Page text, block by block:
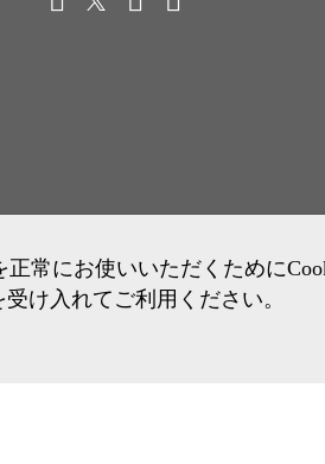
常にお使いいただくために
け入れてご利用ください。